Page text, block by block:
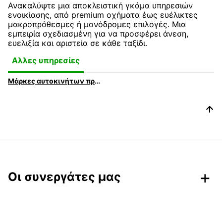
Ανακαλύψτε μια αποκλειστική γκάμα υπηρεσιών
ενοικίασης, από premium οχήματα έως ευέλικτες
μακροπρόθεσμες ή μονόδρομες επιλογές. Μια
εμπειρία σχεδιασμένη για να προσφέρει άνεση,
ευελιξία και αριστεία σε κάθε ταξίδι.
Αλλες υπηρεσίες
Μάρκες αυτοκινήτων προς ενοικίαση στην Europcar
Οι συνεργάτες μας